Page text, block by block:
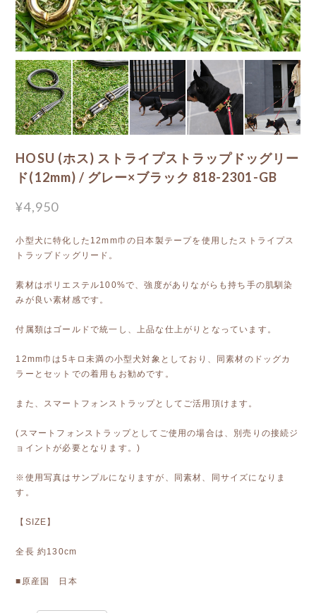
HOSU (ホス) ストライプストラップドッグリー
ド(12mm) / グレー×ブラック 818-2301-GB
¥4,950
小型犬に特化した12mm巾の日本製テープを使用したストライプス
トラップドッグリード。
素材はポリエステル100%で、強度がありながらも持ち手の肌馴染
みが良い素材感です。
付属類はゴールドで統一し、上品な仕上がりとなっています。
12mm巾は5キロ未満の小型犬対象としており、同素材のドッグカ
ラーとセットでの着用もお勧めです。
また、スマートフォンストラップとしてご活用頂けます。
(スマートフォンストラップとしてご使用の場合は、別売りの接続ジ
ョイントが必要となります。)
※使用写真はサンプルになりますが、同素材、同サイズになりま
す。
【SIZE】
全長 約130cm
■原産国 日本